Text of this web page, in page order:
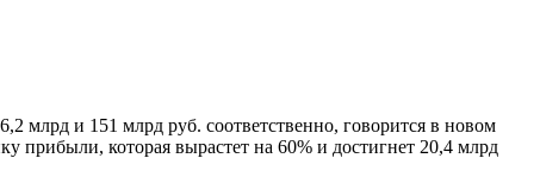
млрд и 151 млрд руб. соответственно, говорится в новом
прибыли, которая вырастет на 60% и достигнет 20,4 млрд